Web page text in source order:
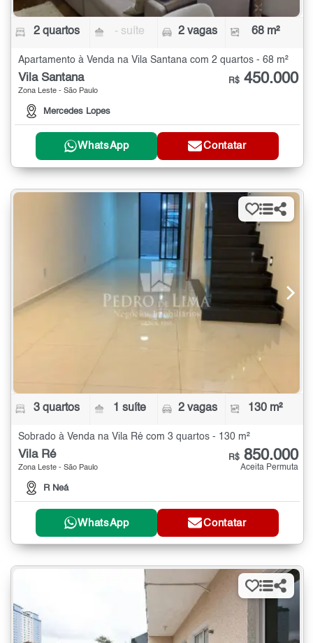
2 quartos - suíte 2 vagas 68 m²
Apartamento à Venda na Vila Santana com 2 quartos - 68 m²
Vila Santana
Zona Leste - São Paulo
Mercedes Lopes
R$ 450.000
WhatsApp Contatar
3 quartos 1 suíte 2 vagas 130 m²
Sobrado à Venda na Vila Ré com 3 quartos - 130 m²
Vila Ré
Zona Leste - São Paulo
R Neá
R$ 850.000
Aceita Permuta
WhatsApp Contatar